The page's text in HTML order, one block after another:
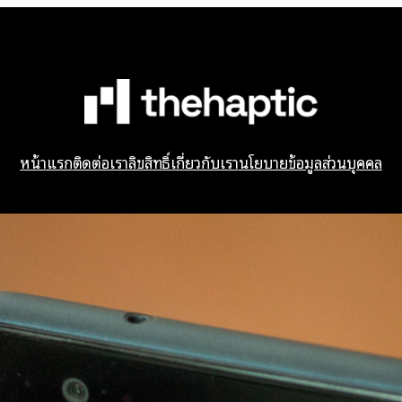
หน้าแรกติดต่อเราลิขสิทธิ์เกี่ยวกับเรานโยบายข้อมูลส่วนบุคคล